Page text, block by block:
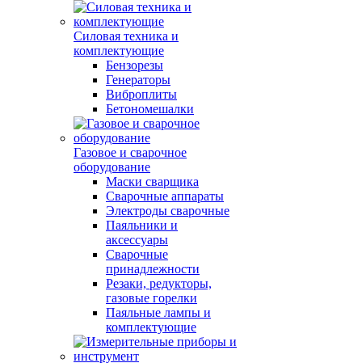
Силовая техника и
комплектующие
Бензорезы
Генераторы
Виброплиты
Бетономешалки
Газовое и сварочное
оборудование
Маски сварщика
Сварочные аппараты
Электроды сварочные
Паяльники и
аксессуары
Сварочные
принадлежности
Резаки, редукторы,
газовые горелки
Паяльные лампы и
комплектующие